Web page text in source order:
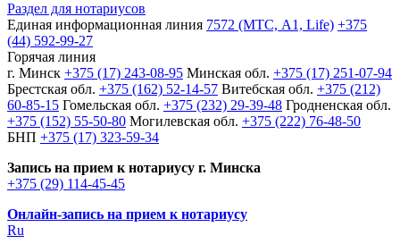
Раздел для нотариусов
Единая информационная линия 7572 (МТС, A1, Life) +375
(44) 592-99-27
Горячая линия
г. Минск +375 (17) 243-08-95 Минская обл. +375 (17) 251-07-94
Брестская обл. +375 (162) 52-14-57 Витебская обл. +375 (212)
60-85-15 Гомельская обл. +375 (232) 29-39-48 Гродненская обл.
+375 (152) 55-50-80 Могилевская обл. +375 (222) 76-48-50
БНП +375 (17) 323-59-34
Запись на прием к нотариусу г. Минска
+375 (29) 114-45-45
Онлайн-запись на прием к нотариусу
Ru